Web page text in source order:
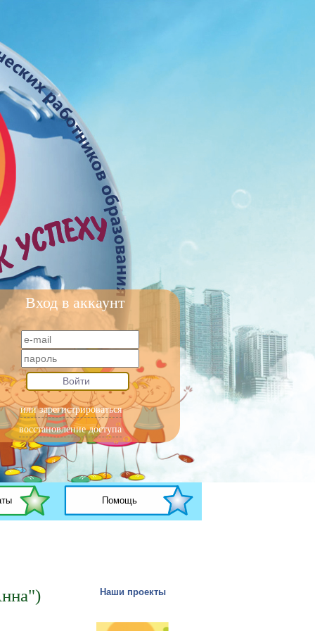
Вход в аккаунт
Войти
или зарегистрироваться
восстановление доступа
Помощь
Наши проекты